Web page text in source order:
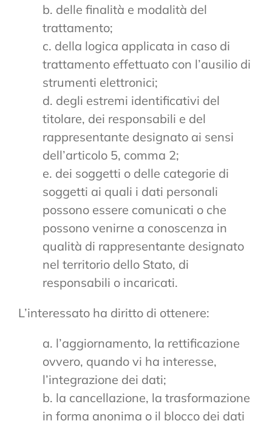
b. delle finalità e modalità del
trattamento;
c. della logica applicata in caso di
trattamento effettuato con l’ausilio di
strumenti elettronici;
d. degli estremi identificativi del
titolare, dei responsabili e del
rappresentante designato ai sensi
dell’articolo 5, comma 2;
e. dei soggetti o delle categorie di
soggetti ai quali i dati personali
possono essere comunicati o che
possono venirne a conoscenza in
qualità di rappresentante designato
nel territorio dello Stato, di
responsabili o incaricati.
L’interessato ha diritto di ottenere:
a. l’aggiornamento, la rettificazione
ovvero, quando vi ha interesse,
l’integrazione dei dati;
b. la cancellazione, la trasformazione
in forma anonima o il blocco dei dati